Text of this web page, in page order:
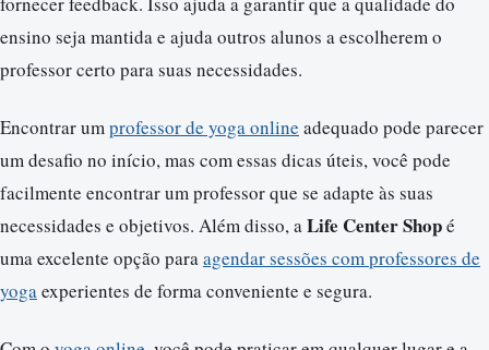
ensino seja mantida e ajuda outros alunos a escolherem o
professor certo para suas necessidades.
Encontrar umprofessor de yoga online adequado pode parecer
um desafio no início, mas com essas dicas úteis, você pode
facilmente encontrar um professor que se adapte às suas
necessidades e objetivos. Além disso, aLife Center Shopé
uma excelente opção paraagendar sessões com professores de
yogaexperientes de forma conveniente e segura.